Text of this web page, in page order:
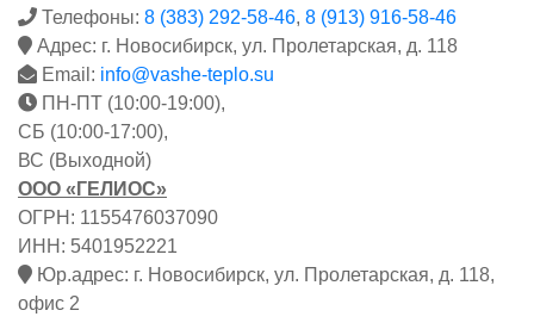
Телефоны: 8 (383) 292-58-46, 8 (913) 916-58-46
Адрес: г. Новосибирск, ул. Пролетарская, д. 118
Email: info@vashe-teplo.su
ПН-ПТ (10:00-19:00),
СБ (10:00-17:00),
ВС (Выходной)
ООО «ГЕЛИОС»
ОГРН: 1155476037090
ИНН: 5401952221
Юр.адрес: г. Новосибирск, ул. Пролетарская, д. 118,
офис 2